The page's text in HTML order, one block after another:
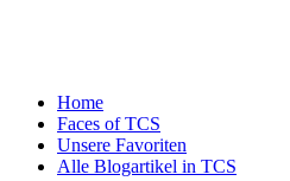
Home
Faces of TCS
Unsere Favoriten
Alle Blogartikel in TCS